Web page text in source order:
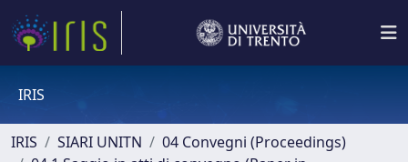
IRIS
IRIS SIARI UNITN
04 Convegni (Proceedings)